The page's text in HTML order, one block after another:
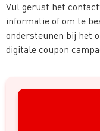
Vul gerust het
informatie of om te
ondersteunen bij het
digitale coupon